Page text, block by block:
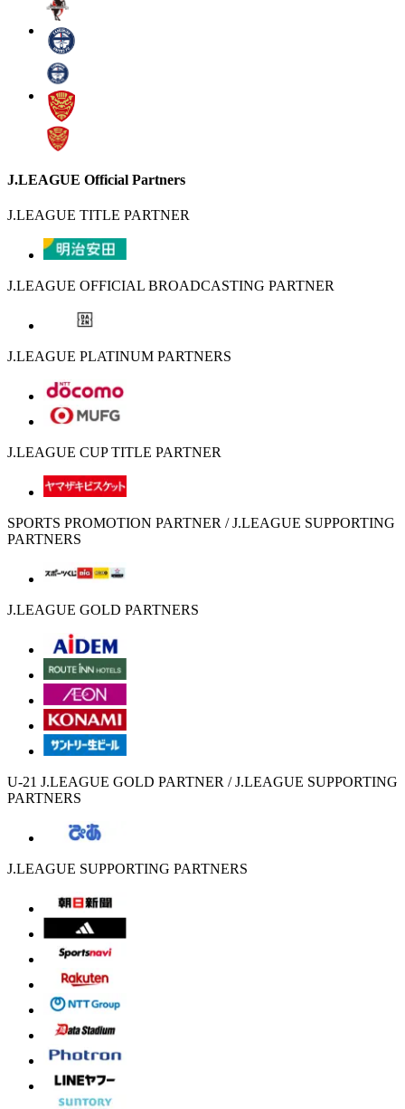
J.LEAGUE Official Partners
J.LEAGUE TITLE PARTNER
J.LEAGUE OFFICIAL BROADCASTING PARTNER
J.LEAGUE PLATINUM PARTNERS
J.LEAGUE CUP TITLE PARTNER
SPORTS PROMOTION PARTNER / J.LEAGUE SUPPORTING
PARTNERS
J.LEAGUE GOLD PARTNERS
U-21 J.LEAGUE GOLD PARTNER / J.LEAGUE SUPPORTING
PARTNERS
J.LEAGUE SUPPORTING PARTNERS